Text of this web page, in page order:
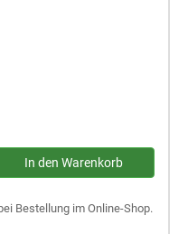
Bestellung im Online-Shop.